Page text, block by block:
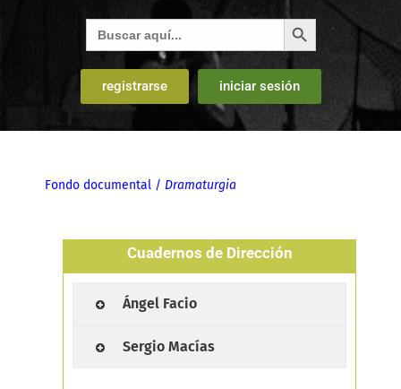
Buscar: Botón de búsqueda
registrarse iniciar sesión
Fondo documental / Dramaturgia
Cuadernos de Dirección
Ángel Facio
Sergio Macías